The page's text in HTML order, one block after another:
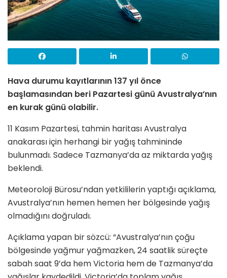
Hava durumu kayıtlarının 137 yıl önce
başlamasından beri Pazartesi günü Avustralya’nın
en kurak günü olabilir.
11 Kasım Pazartesi, tahmin haritası Avustralya
anakarası için herhangi bir yağış tahmininde
bulunmadı. Sadece Tazmanya’da az miktarda yağış
beklendi.
Meteoroloji Bürosu’ndan yetkililerin yaptığı açıklama,
Avustralya’nın hemen hemen her bölgesinde yağış
olmadığını doğruladı.
Açıklama yapan bir sözcü: “Avustralya’nın çoğu
bölgesinde yağmur yağmazken, 24 saatlik süreçte
sabah saat 9’da hem Victoria hem de Tazmanya’da